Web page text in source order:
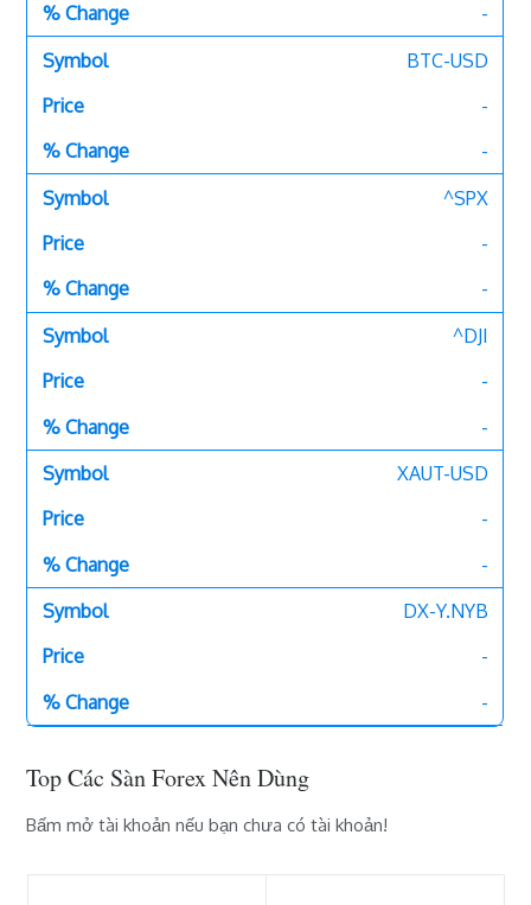
-
BTC-USD
-
-
^SPX
-
-
^DJI
-
-
XAUT-USD
-
-
DX-Y.NYB
-
-
Top Các Sàn Forex Nên Dùng
Bấm mở tài khoản nếu bạn chưa có tài khoản!